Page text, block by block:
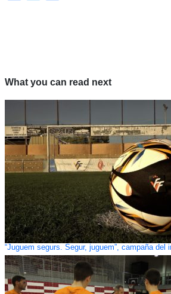
What you can read next
“Juguem segurs. Segur, juguem”, campaña del